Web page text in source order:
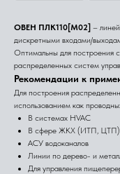
ОВЕН ПЛК110[М02] –
дискретными входами/
Оптимальны для построения
распределенных систем
Рекомендации к
Для построения
использованием как
В системах HVAC
В сфере ЖКХ (ИТП, ЦТП)
АСУ водоканалов
Линии по дерево- и
Для управления